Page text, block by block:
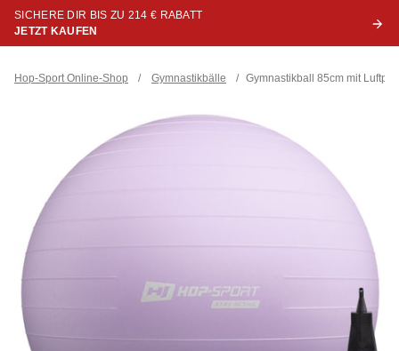
SICHERE DIR BIS ZU 214 € RABATT
JETZT KAUFEN
Hop-Sport Online-Shop / Gymnastikbälle / Gymnastikball 85cm mit